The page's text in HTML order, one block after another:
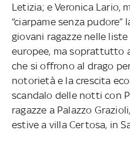
Letizia; e Veronica Lario,
“ciarpame senza
giovani ragazze nelle
europee, ma soprattutto
che si offrono al drago
notorietà e la crescita
scandalo delle notti con
ragazze a Palazzo
estive a villa Certosa, in